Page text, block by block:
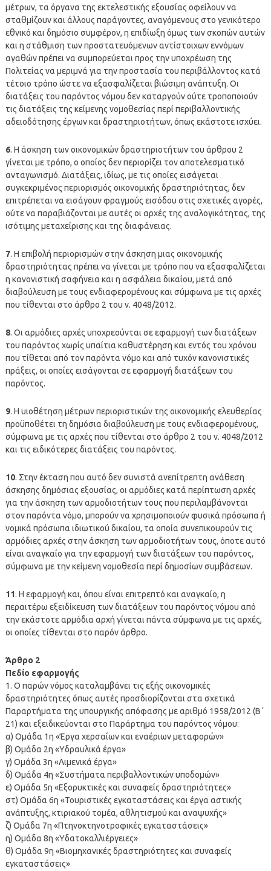
μέτρων, τα όργανα της εκτελεστικής εξουσίας οφείλουν να
σταθμίζουν και άλλους παράγοντες, αναγόμενους στο γενικότερο
εθνικό και δημόσιο συμφέρον, η επιδίωξη όμως των σκοπών αυτών
και η στάθμιση των προστατευόμενων αντίστοιχων εννόμων
αγαθών πρέπει να συμπορεύεται προς την υποχρέωση της
Πολιτείας να μεριμνά για την προστασία του περιβάλλοντος κατά
τέτοιο τρόπο ώστε να εξασφαλίζεται βιώσιμη ανάπτυξη. Οι
διατάξεις του παρόντος νόμου δεν καταργούν ούτε τροποποιούν
τις διατάξεις της κείμενης νομοθεσίας περί περιβαλλοντικής
αδειοδότησης έργων και δραστηριοτήτων, όπως εκάστοτε ισχύει.
6. Η άσκηση των οικονομικών δραστηριοτήτων του άρθρου 2
γίνεται με τρόπο, ο οποίος δεν περιορίζει τον αποτελεσματικό
ανταγωνισμό. Διατάξεις, ιδίως, με τις οποίες εισάγεται
συγκεκριμένος περιορισμός οικονομικής δραστηριότητας, δεν
επιτρέπεται να εισάγουν φραγμούς εισόδου στις σχετικές αγορές,
ούτε να παραβιάζονται με αυτές οι αρχές της αναλογικότητας, της
ισότιμης μεταχείρισης και της διαφάνειας.
7. Η επιβολή περιορισμών στην άσκηση μιας οικονομικής
δραστηριότητας πρέπει να γίνεται με τρόπο που να εξασφαλίζεται
η κανονιστική σαφήνεια και η ασφάλεια δικαίου, μετά από
διαβούλευση με τους ενδιαφερομένους και σύμφωνα με τις αρχές
που τίθενται στο άρθρο 2 του ν. 4048/2012.
8. Οι αρμόδιες αρχές υποχρεούνται σε εφαρμογή των διατάξεων
του παρόντος χωρίς υπαίτια καθυστέρηση και εντός του χρόνου
που τίθεται από τον παρόντα νόμο και από τυχόν κανονιστικές
πράξεις, οι οποίες εισάγονται σε εφαρμογή διατάξεων του
παρόντος.
9. Η υιοθέτηση μέτρων περιοριστικών της οικονομικής ελευθερίας
προϋποθέτει τη δημόσια διαβούλευση με τους ενδιαφερομένους,
σύμφωνα με τις αρχές που τίθενται στο άρθρο 2 του ν. 4048/2012
και τις ειδικότερες διατάξεις του παρόντος.
10. Στην έκταση που αυτό δεν συνιστά ανεπίτρεπτη ανάθεση
άσκησης δημόσιας εξουσίας, οι αρμόδιες κατά περίπτωση αρχές
για την άσκηση των αρμοδιοτήτων τους που περιλαμβάνονται
στον παρόντα νόμο, μπορούν να χρησιμοποιούν φυσικά πρόσωπα ή
νομικά πρόσωπα ιδιωτικού δικαίου, τα οποία συνεπικουρούν τις
αρμόδιες αρχές στην άσκηση των αρμοδιοτήτων τους, όποτε αυτό
είναι αναγκαίο για την εφαρμογή των διατάξεων του παρόντος,
σύμφωνα με την κείμενη νομοθεσία περί δημοσίων συμβάσεων.
11. Η εφαρμογή και, όπου είναι επιτρεπτό και αναγκαίο, η
περαιτέρω εξειδίκευση των διατάξεων του παρόντος νόμου από
την εκάστοτε αρμόδια αρχή γίνεται πάντα σύμφωνα με τις αρχές,
οι οποίες τίθενται στο παρόν άρθρο.
Άρθρο 2
Πεδίο εφαρμογής
1. Ο παρών νόμος καταλαμβάνει τις εξής οικονομικές
δραστηριότητες όπως αυτές προσδιορίζονται στα σχετικά
Παραρτήματα της υπουργικής απόφασης με αριθμό 1958/2012 (Β΄
21) και εξειδικεύονται στο Παράρτημα του παρόντος νόμου:
α) Ομάδα 1η «Έργα χερσαίων και εναέριων μεταφορών»
β) Ομάδα 2η «Υδραυλικά έργα»
γ) Ομάδα 3η «Λιμενικά έργα»
δ) Ομάδα 4η «Συστήματα περιβαλλοντικών υποδομών»
ε) Ομάδα 5η «Εξορυκτικές και συναφείς δραστηριότητες»
στ) Ομάδα 6η «Τουριστικές εγκαταστάσεις και έργα αστικής
ανάπτυξης, κτιριακού τομέα, αθλητισμού και αναψυχής»
ζ) Ομάδα 7η «Πτηνοκτηνοτροφικές εγκαταστάσεις»
η) Ομάδα 8η «Υδατοκαλλιέργειες»
θ) Ομάδα 9η «Βιομηχανικές δραστηριότητες και συναφείς
εγκαταστάσεις»